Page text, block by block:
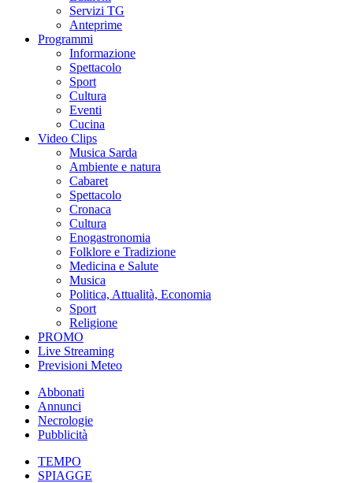
Servizi TG
Anteprime
Programmi
Informazione
Spettacolo
Sport
Cultura
Eventi
Cucina
Video Clips
Musica Sarda
Ambiente e natura
Cabaret
Spettacolo
Cronaca
Cultura
Enogastronomia
Folklore e Tradizione
Medicina e Salute
Musica
Politica, Attualità, Economia
Sport
Religione
PROMO
Live Streaming
Previsioni Meteo
Abbonati
Annunci
Necrologie
Pubblicità
TEMPO
SPIAGGE